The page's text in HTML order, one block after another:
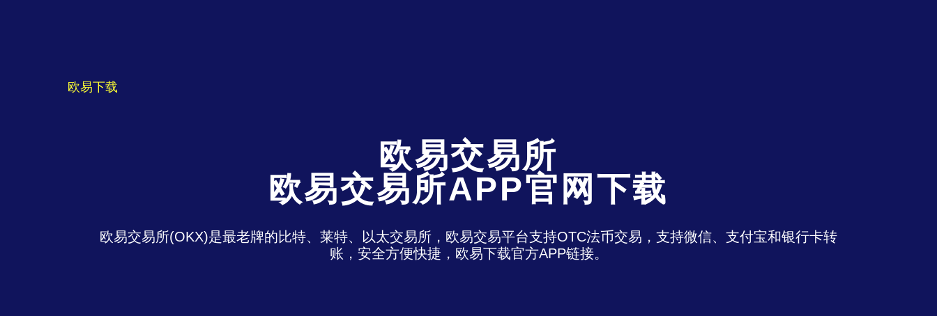
欧易下载
欧易交易所
欧易交易所APP官网下载
欧易交易所(OKX)是最老牌的比特、莱特、以太交易所，欧易交易平台支持OTC法币交易，支持微信、支付宝和银行卡转
账，安全方便快捷，欧易下载官方APP链接。